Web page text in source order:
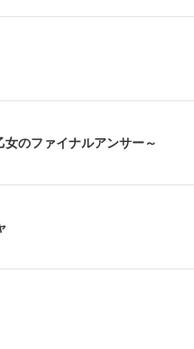
のファイナルアンサー～